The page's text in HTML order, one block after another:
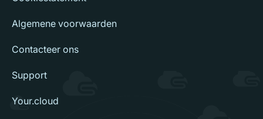
Algemene voorwaarden
Contacteer ons
Support
Your.cloud